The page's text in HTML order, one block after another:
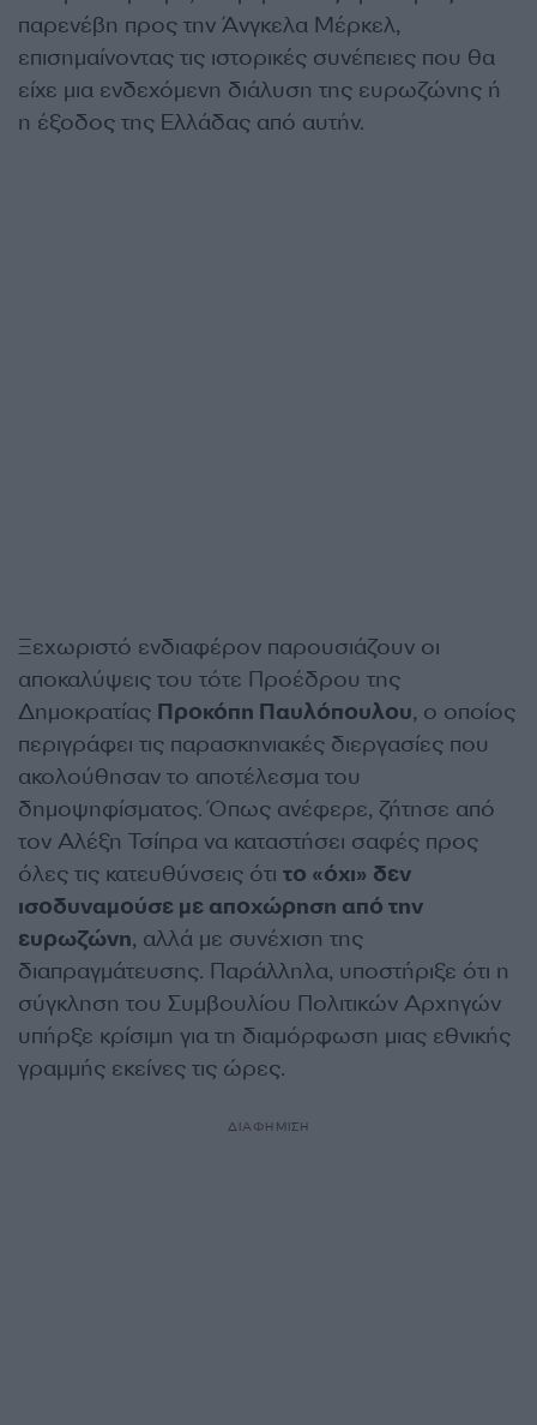
παρενέβη προς την Άνγκελα Μέρκελ,
επισημαίνοντας τις ιστορικές συνέπειες που θα
είχε μια ενδεχόμενη διάλυση της ευρωζώνης ή
η έξοδος της Ελλάδας από αυτήν.
Ξεχωριστό ενδιαφέρον παρουσιάζουν οι
αποκαλύψεις του τότε Προέδρου της
Δημοκρατίας Προκόπη Παυλόπουλου, ο οποίος
περιγράφει τις παρασκηνιακές διεργασίες που
ακολούθησαν το αποτέλεσμα του
δημοψηφίσματος. Όπως ανέφερε, ζήτησε από
τον Αλέξη Τσίπρα να καταστήσει σαφές προς
όλες τις κατευθύνσεις ότι το «όχι» δεν
ισοδυναμούσε με αποχώρηση από την
ευρωζώνη, αλλά με συνέχιση της
διαπραγμάτευσης. Παράλληλα, υποστήριξε ότι η
σύγκληση του Συμβουλίου Πολιτικών Αρχηγών
υπήρξε κρίσιμη για τη διαμόρφωση μιας εθνικής
γραμμής εκείνες τις ώρες.
ΔΙΑΦΗΜΙΣΗ